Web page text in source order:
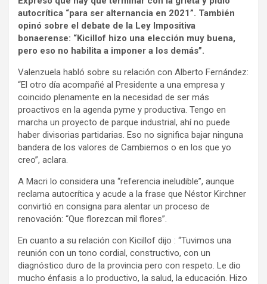
autocrítica “para ser alternancia en 2021”. También
opinó sobre el debate de la Ley Impositiva
bonaerense: “Kicillof hizo una elección muy buena,
pero eso no habilita a imponer a los demás”.
Valenzuela habló sobre su relación con Alberto Fernández:
“El otro día acompañé al Presidente a una empresa y
coincido plenamente en la necesidad de ser más
proactivos en la agenda pyme y productiva. Tengo en
marcha un proyecto de parque industrial, ahí no puede
haber divisorias partidarias. Eso no significa bajar ninguna
bandera de los valores de Cambiemos o en los que yo
creo”, aclara.
A Macri lo considera una “referencia ineludible”, aunque
reclama autocrítica y acude a la frase que Néstor Kirchner
convirtió en consigna para alentar un proceso de
renovación: “Que florezcan mil flores”.
En cuanto a su relación con Kicillof dijo : “Tuvimos una
reunión con un tono cordial, constructivo, con un
diagnóstico duro de la provincia pero con respeto. Le dio
mucho énfasis a lo productivo, la salud, la educación. Hizo